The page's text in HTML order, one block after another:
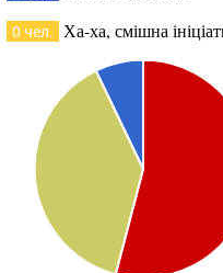
0 чел. Ха-ха, смішна